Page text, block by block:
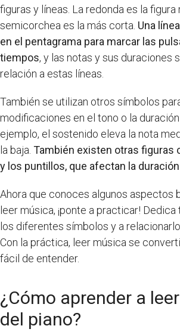
figuras y líneas. La redonda es la figura
semicorchea es la más corta. Una
en el pentagrama para marcar las
tiempos, y las notas y sus duraciones
relación a estas líneas.
También se utilizan otros símbolos
modificaciones en el tono o la
ejemplo, el sostenido eleva la nota
la baja. También existen otras figuras
y los puntillos, que afectan la
Ahora que conoces algunos aspectos
leer música, ¡ponte a practicar!
los diferentes símbolos y a
Con la práctica, leer música se
fácil de entender.
¿Cómo aprender a
del piano?